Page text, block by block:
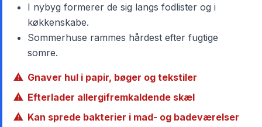
I nybyg formerer de sig langs fodlister og i
køkkenskabe.
Sommerhuse rammes hårdest efter fugtige
somre.
Gnaver hul i papir, bøger og tekstiler
Efterlader allergifremkaldende skæl
Kan sprede bakterier i mad- og badeværelser